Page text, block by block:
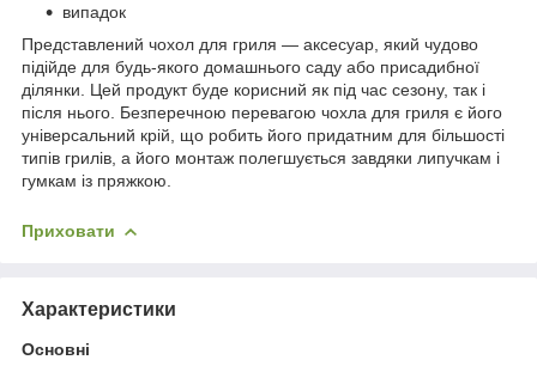
випадок
Представлений чохол для гриля — аксесуар, який чудово
підійде для будь-якого домашнього саду або присадибної
ділянки. Цей продукт буде корисний як під час сезону, так і
після нього. Безперечною перевагою чохла для гриля є його
універсальний крій, що робить його придатним для більшості
типів грилів, а його монтаж полегшується завдяки липучкам і
гумкам із пряжкою.
Приховати
Характеристики
Основні